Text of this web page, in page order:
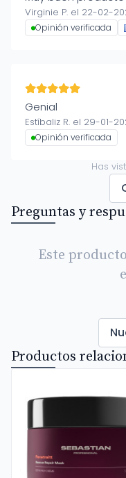
Virginie P. el 22-02-
Opinión verificada
Genial
Estíbaliz R. el 29-01-
Opinión verificada
Has
Preguntas y
Este
Productos